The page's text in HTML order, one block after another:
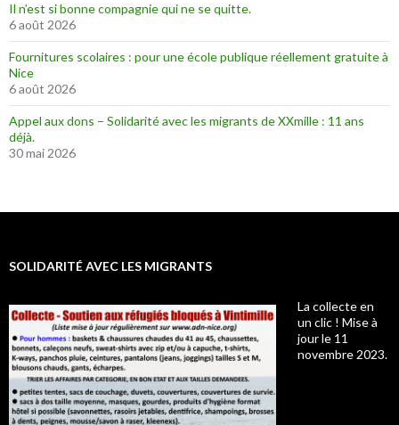
Il n’est si bonne compagnie qui ne se quitte.
6 août 2026
Fournitures scolaires : pour une école publique réellement gratuite à
Nice
6 août 2026
Appel aux dons – Solidarité avec les migrants de XXmille : 11 ans
déjà.
30 mai 2026
SOLIDARITÉ AVEC LES MIGRANTS
La collecte en
un clic ! Mise à
jour le 11
novembre 2023.